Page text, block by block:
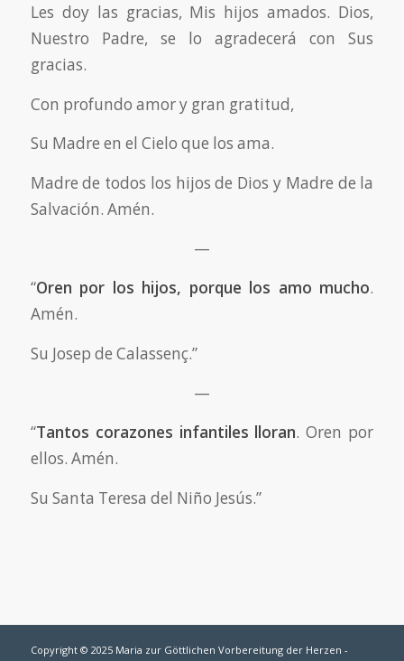
Les doy las gracias, Mis hijos amados. Dios,
Nuestro Padre, se lo agradecerá con Sus
gracias.
Con profundo amor y gran gratitud,
Su Madre en el Cielo que los ama.
Madre de todos los hijos de Dios y Madre de la
Salvación. Amén.
—
“Oren por los hijos, porque los amo mucho.
Amén.
Su Josep de Calassenç.”
—
“Tantos corazones infantiles lloran. Oren por
ellos. Amén.
Su Santa Teresa del Niño Jesús.”
Copyright © 2025 Maria zur Göttlichen Vorbereitung der Herzen -